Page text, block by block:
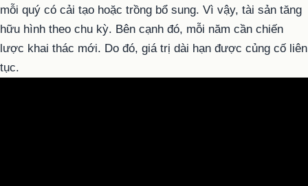
mỗi quý có cải tạo hoặc trồng bổ sung. Vì vậy, tài sản tăng
hữu hình theo chu kỳ. Bên cạnh đó, mỗi năm cần chiến
lược khai thác mới. Do đó, giá trị dài hạn được củng cố liên
tục.